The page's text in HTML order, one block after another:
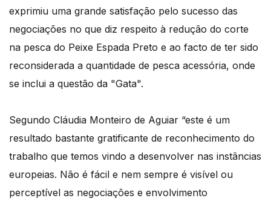
exprimiu uma grande satisfação pelo sucesso das
negociações no que diz respeito à redução do corte
na pesca do Peixe Espada Preto e ao facto de ter sido
reconsiderada a quantidade de pesca acessória, onde
se inclui a questão da "Gata".
Segundo Cláudia Monteiro de Aguiar “este é um
resultado bastante gratificante de reconhecimento do
trabalho que temos vindo a desenvolver nas instâncias
europeias. Não é fácil e nem sempre é visível ou
perceptível as negociações e envolvimento